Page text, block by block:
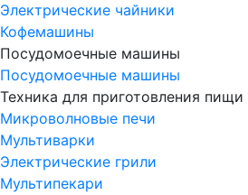
Электрические чайники
Кофемашины
Посудомоечные машины
Посудомоечные машины
Техника для приготовления пищи
Микроволновые печи
Мультиварки
Электрические грили
Мультипекари